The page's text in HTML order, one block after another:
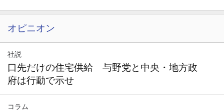
オピニオン
社説
口先だけの住宅供給 与野党と中央・地方政
府は行動で示せ
コラム